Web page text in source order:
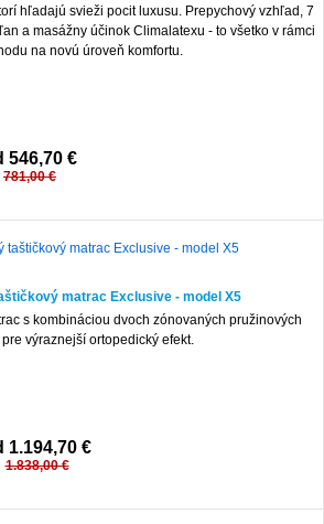
hľadajú svieži pocit luxusu. Prepychový vzhľad, 7
a masážny účinok Climalatexu - to všetko v rámci
na novú úroveň komfortu.
546,70 €
781,00 €
matrac Exclusive - model X5
s kombináciou dvoch zónovaných pružinových
výraznejší ortopedický efekt.
1.194,70 €
1.838,00 €